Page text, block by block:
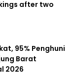
after two
95% Penghuni
Barat
2026